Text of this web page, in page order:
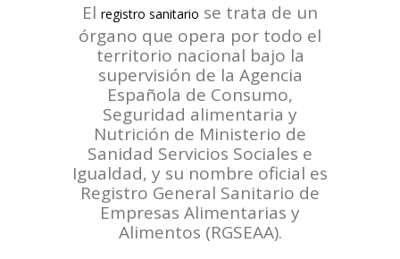
El registro sanitario se trata de un
órgano que opera por todo el
territorio nacional bajo la
supervisión de la Agencia
Española de Consumo,
Seguridad alimentaria y
Nutrición de Ministerio de
Sanidad Servicios Sociales e
Igualdad, y su nombre oficial es
Registro General Sanitario de
Empresas Alimentarias y
Alimentos (RGSEAA).